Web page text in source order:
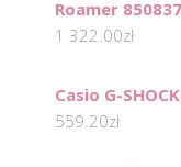
Roamer
1 322.00zł
Casio G-
559.20zł